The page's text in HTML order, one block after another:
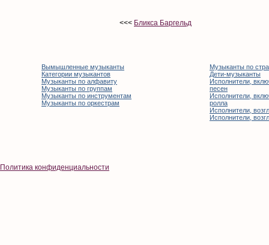
<<< Бликса Баргельд
Вымышленные музыканты
Категории музыкантов
Музыканты по алфавиту
Музыканты по группам
Музыканты по инструментам
Музыканты по оркестрам
Музыканты по
Дети-музыканты
Исполнители,
песен
Исполнители,
ролла
Исполнители,
Исполнители,
Политика конфиденциальности